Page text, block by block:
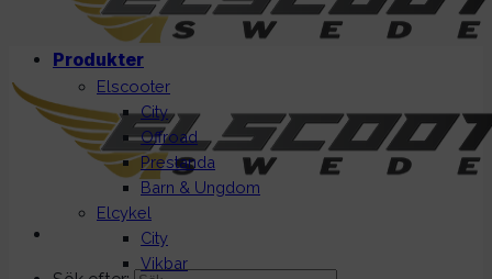
Produkter
Elscooter
City
Offroad
Prestanda
Barn & Ungdom
Elcykel
City
Vikbar